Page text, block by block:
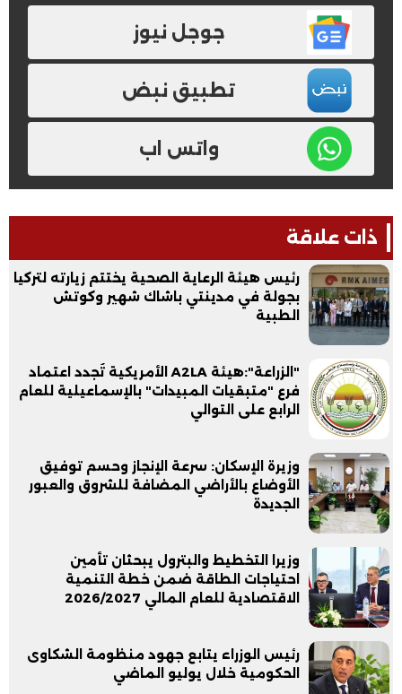
جوجل نيوز
تطبيق نبض
واتس اب
ذات علاقة
رئيس هيئة الرعاية الصحية يختتم زيارته لتركيا
بجولة في مدينتي باشاك شهير وكوتش
الطبية
"الزراعة":هيئة A2LA الأمريكية تُجدد اعتماد
فرع "متبقيات المبيدات" بالإسماعيلية للعام
الرابع على التوالي
وزيرة الإسكان: سرعة الإنجاز وحسم توفيق
الأوضاع بالأراضي المضافة للشروق والعبور
الجديدة
وزيرا التخطيط والبترول يبحثان تأمين
احتياجات الطاقة ضمن خطة التنمية
الاقتصادية للعام المالي 2026/2027
رئيس الوزراء يتابع جهود منظومة الشكاوى
الحكومية خلال يوليو الماضي